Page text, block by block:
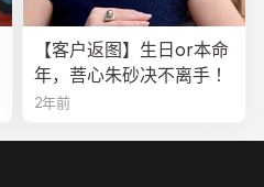
【客户返图】生日or本命
年，菩心朱砂决不离手 ！
2年前